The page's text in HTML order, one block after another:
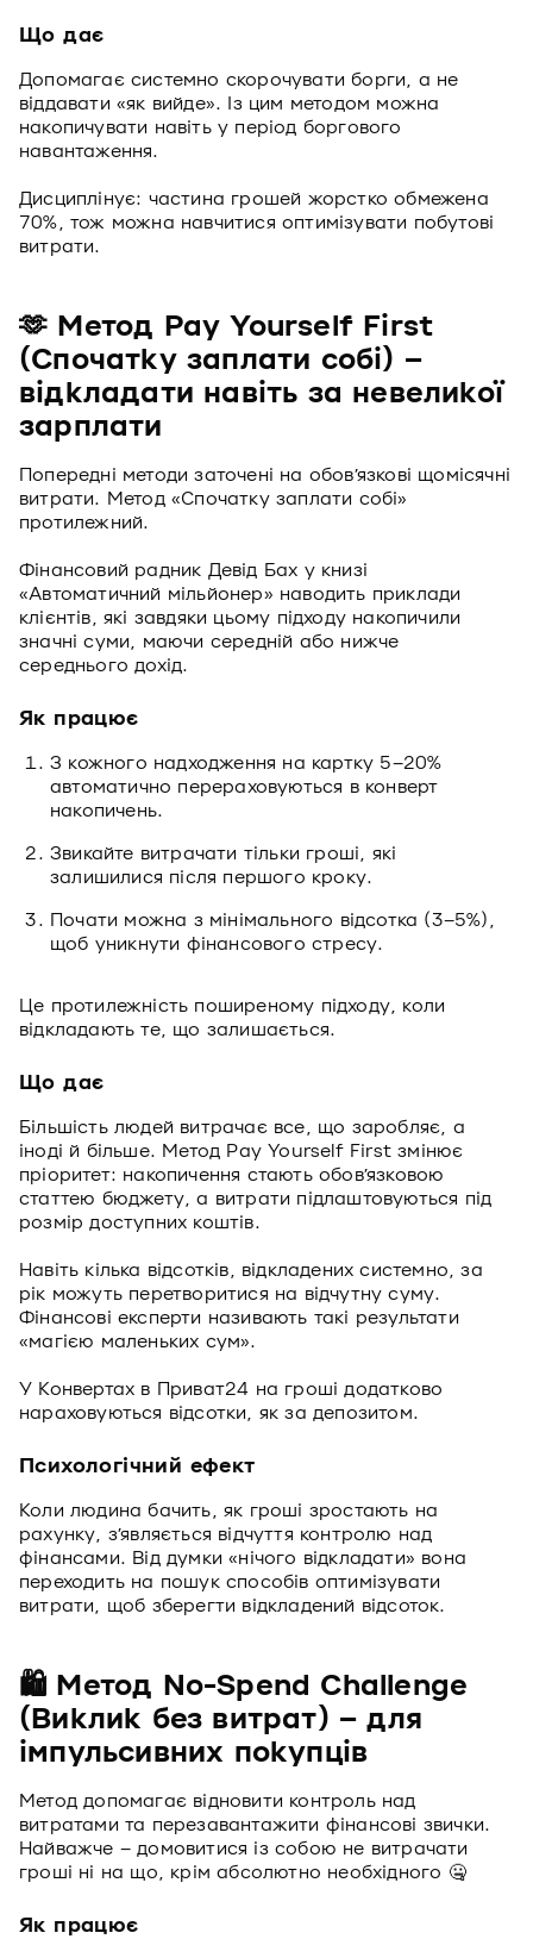
Що дає
Допомагає системно скорочувати борги, а не
віддавати «як вийде». Із цим методом можна
накопичувати навіть у період боргового
навантаження.
Дисциплінує: частина грошей жорстко обмежена
70%, тож можна навчитися оптимізувати побутові
витрати.
🫶 Метод Pay Yourself First
(Спочатку заплати собі) –
відкладати навіть за невеликої
зарплати
Попередні методи заточені на обов’язкові щомісячні
витрати. Метод «Спочатку заплати собі»
протилежний.
Фінансовий радник Девід Бах у книзі
«Автоматичний мільйонер» наводить приклади
клієнтів, які завдяки цьому підходу накопичили
значні суми, маючи середній або нижче
середнього дохід.
Як працює
З кожного надходження на картку 5–20%
автоматично перераховуються в конверт
накопичень.
Звикайте витрачати тільки гроші, які
залишилися після першого кроку.
Почати можна з мінімального відсотка (3–5%),
щоб уникнути фінансового стресу.
Це протилежність поширеному підходу, коли
відкладають те, що залишається.
Що дає
Більшість людей витрачає все, що заробляє, а
іноді й більше. Метод Pay Yourself First змінює
пріоритет: накопичення стають обов’язковою
статтею бюджету, а витрати підлаштовуються під
розмір доступних коштів.
Навіть кілька відсотків, відкладених системно, за
рік можуть перетворитися на відчутну суму.
Фінансові експерти називають такі результати
«магією маленьких сум».
У Конвертах в Приват24 на гроші додатково
нараховуються відсотки, як за депозитом.
Психологічний ефект
Коли людина бачить, як гроші зростають на
рахунку, з’являється відчуття контролю над
фінансами. Від думки «нічого відкладати» вона
переходить на пошук способів оптимізувати
витрати, щоб зберегти відкладений відсоток.
🛍 Метод No-Spend Challenge
(Виклик без витрат) – для
імпульсивних покупців
Метод допомагає відновити контроль над
витратами та перезавантажити фінансові звички.
Найважче – домовитися із собою не витрачати
гроші ні на що, крім абсолютно необхідного 🤐
Як працює